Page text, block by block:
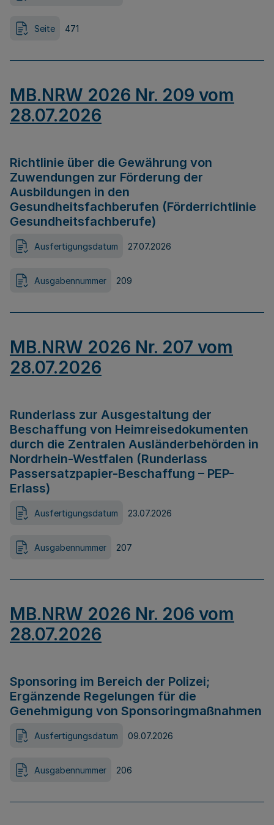
Seite 471
MB.NRW 2026 Nr. 209 vom
28.07.2026
Richtlinie über die Gewährung von
Zuwendungen zur Förderung der
Ausbildungen in den
Gesundheitsfachberufen (Förderrichtlinie
Gesundheitsfachberufe)
Ausfertigungsdatum 27.07.2026
Ausgabennummer 209
MB.NRW 2026 Nr. 207 vom
28.07.2026
Runderlass zur Ausgestaltung der
Beschaffung von Heimreisedokumenten
durch die Zentralen Ausländerbehörden in
Nordrhein-Westfalen (Runderlass
Passersatzpapier-Beschaffung – PEP-
Erlass)
Ausfertigungsdatum 23.07.2026
Ausgabennummer 207
MB.NRW 2026 Nr. 206 vom
28.07.2026
Sponsoring im Bereich der Polizei;
Ergänzende Regelungen für die
Genehmigung von Sponsoringmaßnahmen
Ausfertigungsdatum 09.07.2026
Ausgabennummer 206